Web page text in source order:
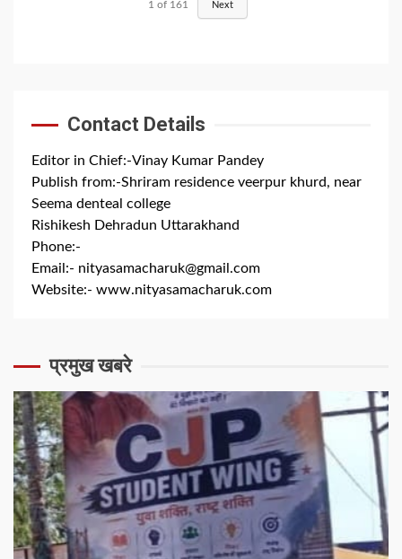
1 of 161 Next
Contact Details
Editor in Chief:-Vinay Kumar Pandey
Publish from:-Shriram residence veerpur khurd, near
Seema denteal college
Rishikesh Dehradun Uttarakhand
Phone:-
Email:- nityasamacharuk@gmail.com
Website:- www.nityasamacharuk.com
प्रमुख खबरे